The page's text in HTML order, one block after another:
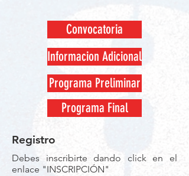
Convocatoria
Informacion Adicional
Programa Preliminar
Programa Final
Registro
Debes inscribirte dando click en el
enlace "INSCRIPCIÓN"